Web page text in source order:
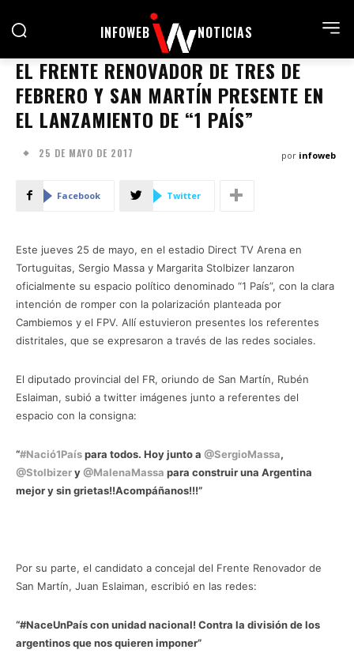
INFOWEB NOTICIAS
EL FRENTE RENOVADOR DE TRES DE
FEBRERO Y SAN MARTÍN PRESENTE EN
EL LANZAMIENTO DE “1 PAÍS”
25 DE MAYO DE 2017 por infoweb
Facebook Twitter
Este jueves 25 de mayo, en el estadio Direct TV Arena en
Tortuguitas, Sergio Massa y Margarita Stolbizer lanzaron
oficialmente su espacio político denominado “1 País”, con la clara
intención de romper con la polarización planteada por
Cambiemos y el FPV. Allí estuvieron presentes los referentes
distritales, que se expresaron a través de las redes sociales.
El diputado provincial del FR, oriundo de San Martín, Rubén
Eslaiman, subió a twitter imágenes junto a referentes del
espacio con la consigna:
“#Nació1Paíspara todos. Hoy junto a @SergioMassa,
@Stolbizery@MalenaMassa para construir una Argentina
mejor y sin grietas!!Acompáñanos!!!”
Por su parte, el candidato a concejal del Frente Renovador de
San Martín, Juan Eslaiman, escribió en las redes:
“#NaceUnPaís con unidad nacional! Contra la división de los
argentinos que nos quieren imponer”